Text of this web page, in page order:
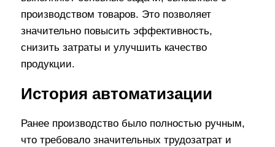
производством товаров. Это позволяет
значительно повысить эффективность,
снизить затраты и улучшить качество
продукции.
История автоматизации
Ранее производство было полностью ручным,
что требовало значительных трудозатрат и